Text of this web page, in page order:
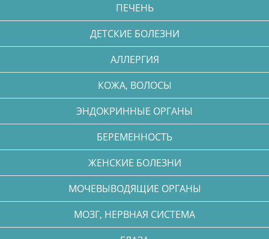
ПЕЧЕНЬ
ДЕТСКИЕ БОЛЕЗНИ
АЛЛЕРГИЯ
КОЖА, ВОЛОСЫ
ЭНДОКРИННЫЕ ОРГАНЫ
БЕРЕМЕННОСТЬ
ЖЕНСКИЕ БОЛЕЗНИ
МОЧЕВЫВОДЯЩИЕ ОРГАНЫ
МОЗГ, НЕРВНАЯ СИСТЕМА